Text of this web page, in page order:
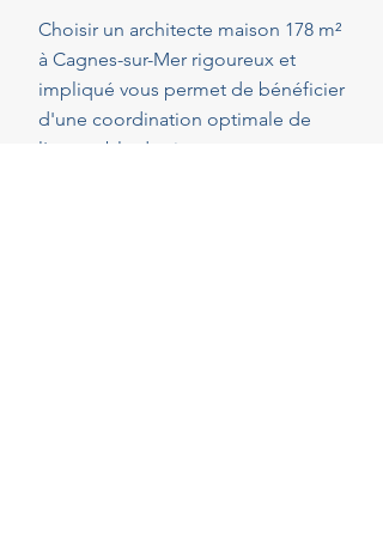
Choisir un architecte maison 178 m²
à Cagnes-sur-Mer rigoureux et
impliqué vous permet de bénéficier
d'une coordination optimale de
l'ensemble des intervenants, en